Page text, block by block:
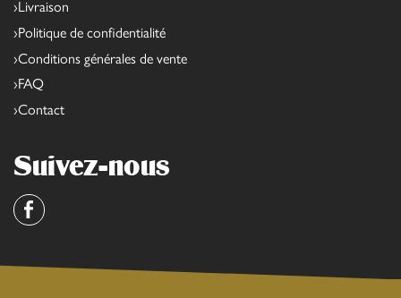
Livraison
Politique de confidentialité
Conditions générales de vente
FAQ
Contact
Suivez-nous
Facebook